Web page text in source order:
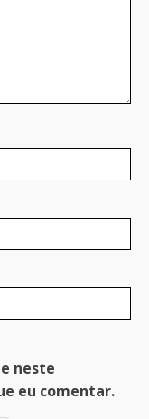
neste
eu comentar.